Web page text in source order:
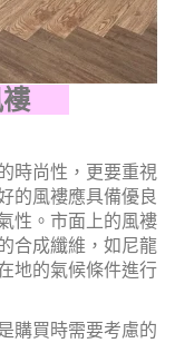
褸
時尚性，更要重視
的風褸應具備優良
性。市面上的風褸
合成纖維，如尼龍
地的氣候條件進行
購買時需要考慮的